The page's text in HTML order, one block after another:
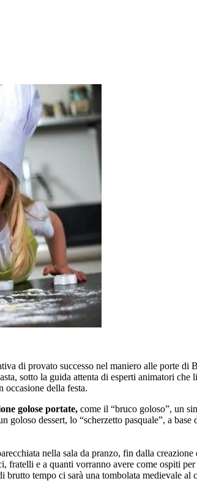
di provato successo nel maniero alle porte di
sotto la guida attenta di esperti animatori
occasione della festa.
golose portate, come il “bruco goloso”, un
dessert, lo “scherzetto pasquale”, a
nella sala da pranzo, fin dalla
e a quanti vorranno avere come ospiti
brutto tempo ci sarà una tombolata medievale al